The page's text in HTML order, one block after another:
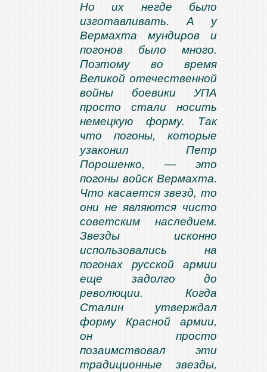
Но их негде было
изготавливать. А у
Вермахта мундиров и
погонов было много.
Поэтому во время
Великой отечественной
войны боевики УПА
просто стали носить
немецкую форму. Так
что погоны, которые
узаконил Петр
Порошенко, — это
погоны войск Вермахта.
Что касается звезд, то
они не являются чисто
советским наследием.
Звезды исконно
использовались на
погонах русской армии
еще задолго до
революции. Когда
Сталин утверждал
форму Красной армии,
он просто
позаимствовал эти
традиционные звезды,